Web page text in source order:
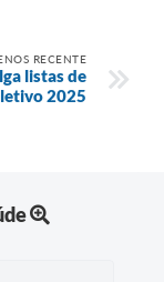
RECENTE
listas de
2025